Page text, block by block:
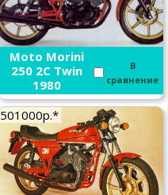
Moto Morini
250 2C Twin
1980
В
сравнение
501000р.*